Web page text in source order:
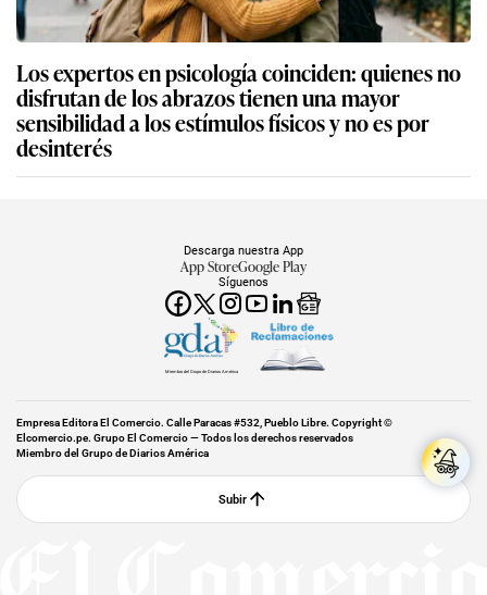
Los expertos en psicología coinciden: quienes no
disfrutan de los abrazos tienen una mayor
sensibilidad a los estímulos físicos y no es por
desinterés
Síguenos
Descarga nuestra App
App StoreGoogle Play
Miembro del Grupo de Diarios América
Empresa Editora El Comercio. Calle Paracas #532, Pueblo Libre. Copyright ©
Elcomercio.pe. Grupo El Comercio — Todos los derechos reservados
Miembro del Grupo de Diarios América
Subir